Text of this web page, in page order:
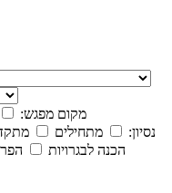
מקום מפגש:
נסיון:
מתחילים
הכנה לבגרויות